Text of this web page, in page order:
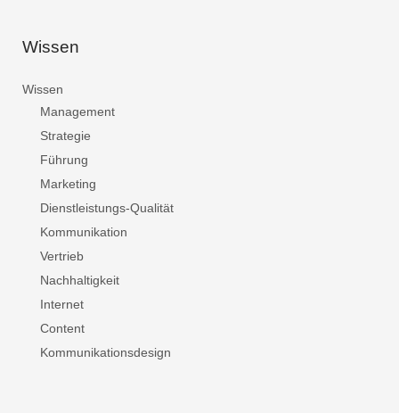
Wissen
Wissen
Management
Strategie
Führung
Marketing
Dienstleistungs-Qualität
Kommunikation
Vertrieb
Nachhaltigkeit
Internet
Content
Kommunikationsdesign